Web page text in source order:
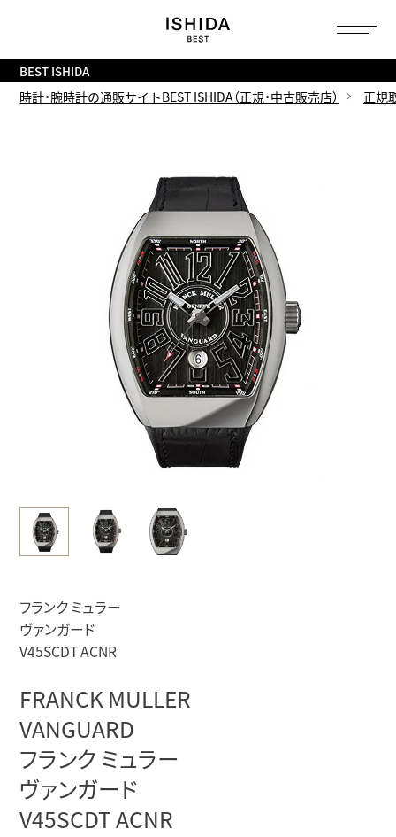
BEST ISHIDA
時計・腕時計の通販サイトBEST ISHIDA（正規・中古販売店）
正規
フランク ミュラー
ヴァンガード
V45SCDT ACNR
FRANCK MULLER
VANGUARD
フランク ミュラー
ヴァンガード
V45SCDT ACNR
へ